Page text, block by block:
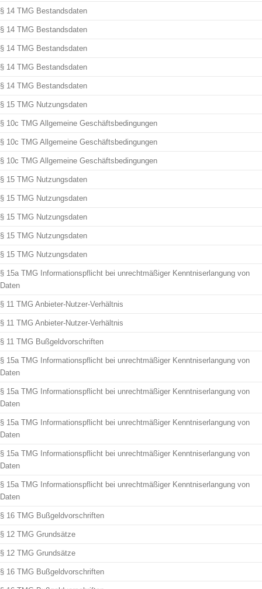
§ 14 TMG Bestandsdaten
§ 14 TMG Bestandsdaten
§ 14 TMG Bestandsdaten
§ 14 TMG Bestandsdaten
§ 14 TMG Bestandsdaten
§ 15 TMG Nutzungsdaten
§ 10c TMG Allgemeine Geschäftsbedingungen
§ 10c TMG Allgemeine Geschäftsbedingungen
§ 10c TMG Allgemeine Geschäftsbedingungen
§ 15 TMG Nutzungsdaten
§ 15 TMG Nutzungsdaten
§ 15 TMG Nutzungsdaten
§ 15 TMG Nutzungsdaten
§ 15 TMG Nutzungsdaten
§ 15a TMG Informationspflicht bei unrechtmäßiger Kenntniserlangung von
Daten
§ 11 TMG Anbieter-Nutzer-Verhältnis
§ 11 TMG Anbieter-Nutzer-Verhältnis
§ 11 TMG Bußgeldvorschriften
§ 15a TMG Informationspflicht bei unrechtmäßiger Kenntniserlangung von
Daten
§ 15a TMG Informationspflicht bei unrechtmäßiger Kenntniserlangung von
Daten
§ 15a TMG Informationspflicht bei unrechtmäßiger Kenntniserlangung von
Daten
§ 15a TMG Informationspflicht bei unrechtmäßiger Kenntniserlangung von
Daten
§ 15a TMG Informationspflicht bei unrechtmäßiger Kenntniserlangung von
Daten
§ 16 TMG Bußgeldvorschriften
§ 12 TMG Grundsätze
§ 12 TMG Grundsätze
§ 16 TMG Bußgeldvorschriften